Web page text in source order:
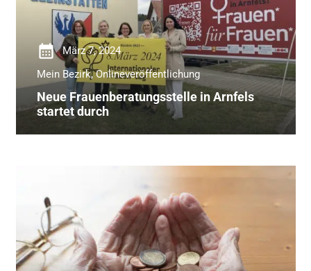
calendar_month
März 7, 2024
Mein Bezirk,Onlineveröffentlichung
Neue Frauenberatungsstelle in Arnfels
startet durch